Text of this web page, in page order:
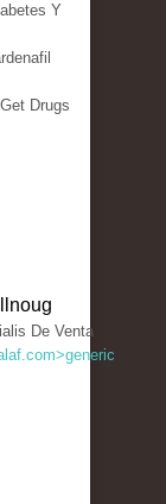
Y
Drugs
De Venta